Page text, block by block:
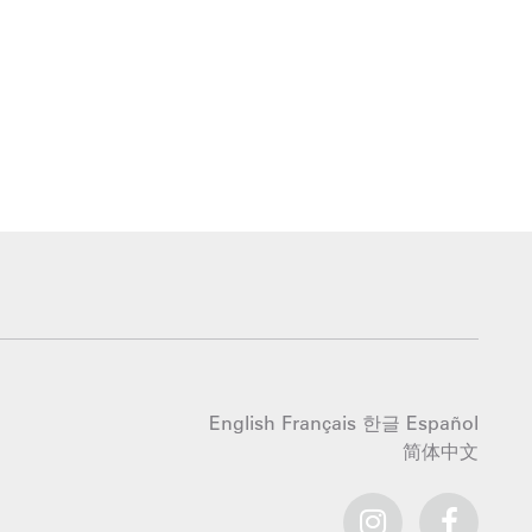
English Français 한글 Español
简体中文